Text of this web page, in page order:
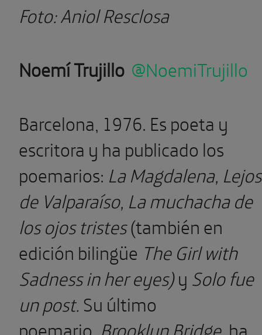
Foto: Aniol Resclosa
Noemí Trujillo @NoemiTrujillo
Barcelona, 1976. Es poeta y
escritora y ha publicado los
poemarios: La Magdalena, Lejos
de Valparaíso, La muchacha de
los ojos tristes(también en
edición bilingüe The Girl with
Sadness in her eyes)y Solo fue
un post. Su último
poemario, Brooklyn Bridge, ha